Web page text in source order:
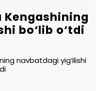
bo‘lib o‘tdi
navbatdagi yig‘ilishi